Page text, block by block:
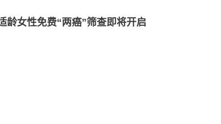
龄女性免费“两癌”筛查即将开启